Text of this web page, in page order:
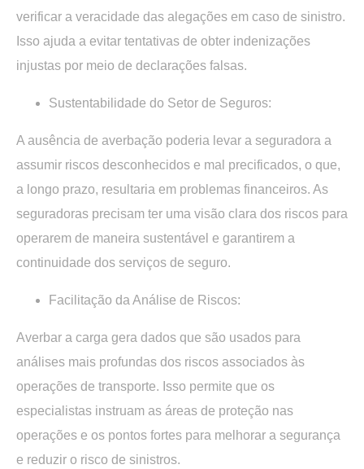
verificar a veracidade das alegações em caso de sinistro.
Isso ajuda a evitar tentativas de obter indenizações
injustas por meio de declarações falsas.
Sustentabilidade do Setor de Seguros:
A ausência de averbação poderia levar a seguradora a
assumir riscos desconhecidos e mal precificados, o que,
a longo prazo, resultaria em problemas financeiros. As
seguradoras precisam ter uma visão clara dos riscos para
operarem de maneira sustentável e garantirem a
continuidade dos serviços de seguro.
Facilitação da Análise de Riscos:
Averbar a carga gera dados que são usados ​​para
análises mais profundas dos riscos associados às
operações de transporte. Isso permite que os
especialistas instruam as áreas de proteção nas
operações e os pontos fortes para melhorar a segurança
e reduzir o risco de sinistros.